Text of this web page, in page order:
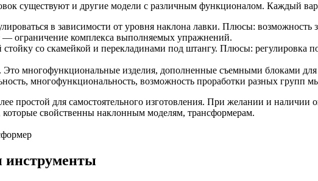
существуют и другие модели с различным функционалом. Каждый
в зависимости от уровня наклона лавки. Плюсы:
ограничение комплекса выполняемых упражнений.
стойку со скамейкой и перекладинами под штангу. Плюсы:
Это многофункциональные изделия, дополненные съемными блоками
многофункциональность, возможность проработки разных
простой для самостоятельного изготовления. При желании и
свойственны наклонным моделям, трансформерам.
инструменты